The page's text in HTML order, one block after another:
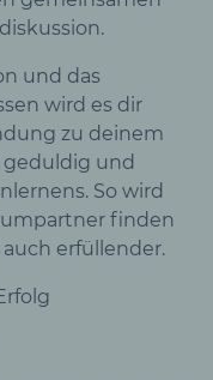
und das
wird es dir
zu deinem
geduldig und
So wird
finden
erfüllender.